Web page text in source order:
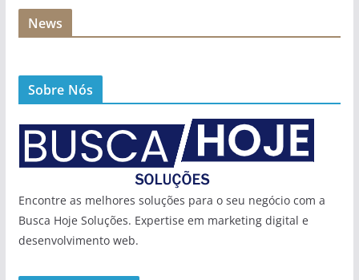
News
Sobre Nós
Encontre as melhores soluções para o seu negócio com a
Busca Hoje Soluções. Expertise em marketing digital e
desenvolvimento web.